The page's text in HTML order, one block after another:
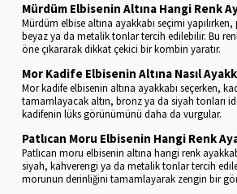
Mürdüm Elbisenin Altına Hangi Renk
Mürdüm elbise altına ayakkabı seçimi
beyaz ya da metalik tonlar tercih edilebilir. Bu
öne çıkararak dikkat çekici bir kombin yaratır.
Mor Kadife Elbisenin Altına Nasıl
Mor kadife elbisenin altına ayakkabı seçerken,
tamamlayacak altın, bronz ya da siyah tonları
kadifenin lüks görünümünü daha da vurgular.
Patlıcan Moru Elbisenin Hangi Renk
Patlıcan moru elbisenin altına hangi renk
siyah, kahverengi ya da metalik tonlar tercih
morunun derinliğini tamamlayarak zengin bir